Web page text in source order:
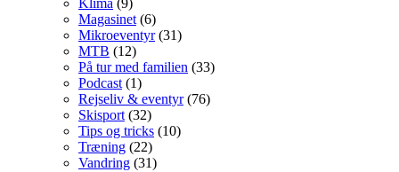
Klima (9)
Magasinet (6)
Mikroeventyr(31)
MTB (12)
På tur med familien (33)
Podcast (1)
Rejseliv & eventyr(76)
Skisport (32)
Tips og tricks (10)
Træning (22)
Vandring (31)